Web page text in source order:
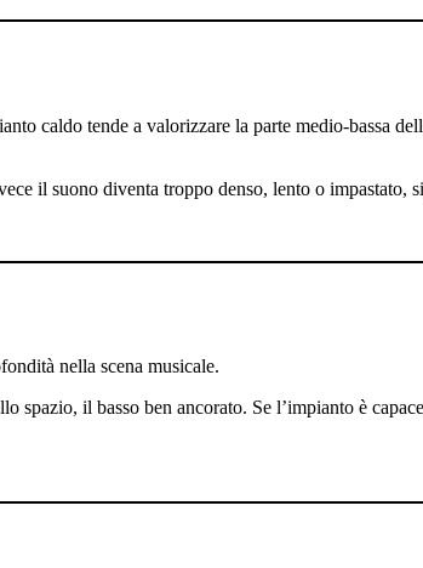
caldo tende a valorizzare la parte medio-bassa
il suono diventa troppo denso, lento o impastato,
nella scena musicale.
spazio, il basso ben ancorato. Se l’impianto è